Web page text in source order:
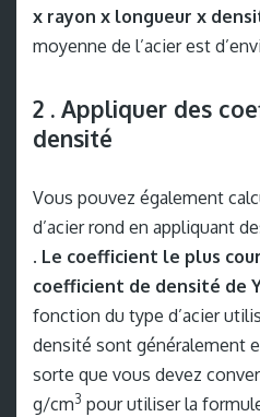
x rayon x longueur x
moyenne de l’acier est
2 . Appliquer des
densité
Vous pouvez également
d’acier rond en appliquant
. Le coefficient le plus
coefficient de densité de
fonction du type d’acier
densité sont généralement
sorte que vous devez
g/cm3 pour utiliser la